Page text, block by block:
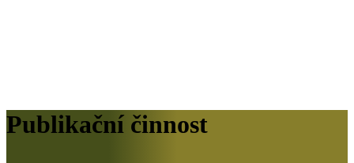
Publikační činnost